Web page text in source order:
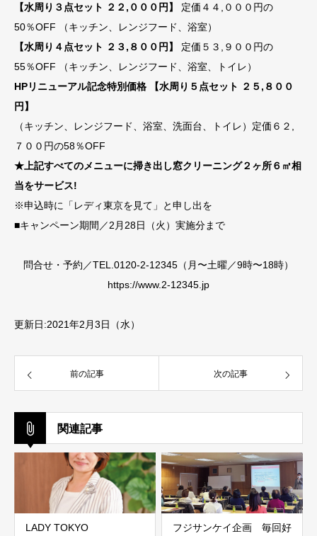
【水周り３点セット ２２,０００円】
定価４４,０００円の
50％OFF （キッチン、レンジフード、浴室）
【水周り４点セット ２３,８００円】
定価５３,９００円の
55％OFF （キッチン、レンジフード、浴室、トイレ）
HPリニューアル記念特別価格 【水周り５点セット ２５,８００
円】
（キッチン、レンジフード、浴室、洗面台、トイレ）定価６２,
７００円の58％OFF
★上記すべてのメニューに掃き出し窓クリーニング２ヶ所６㎡相
当をサービス!
※申込時に「レディ東京を見て」と申し出を
■キャンペーン期間／2月28日（火）実施分まで
問合せ・予約／TEL.0120-2-12345（月〜土曜／9時〜18時）
https://www.2-12345.jp
更新日:2021年2月3日（水）
前の記事 次の記事
関連記事
LADY TOKYO
フジサンケイ企画 毎回好